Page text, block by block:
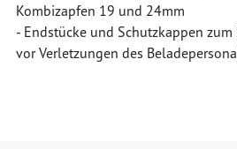
Kombizapfen 19 und 24mm
- Endstücke und Schutzkappen
vor Verletzungen des